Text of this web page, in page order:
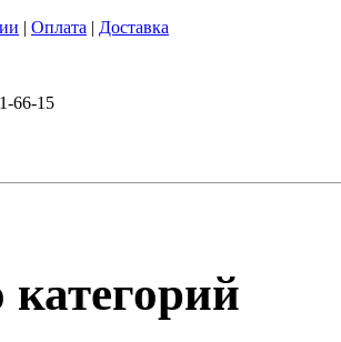
| Оплата | Доставка
66-15
категорий